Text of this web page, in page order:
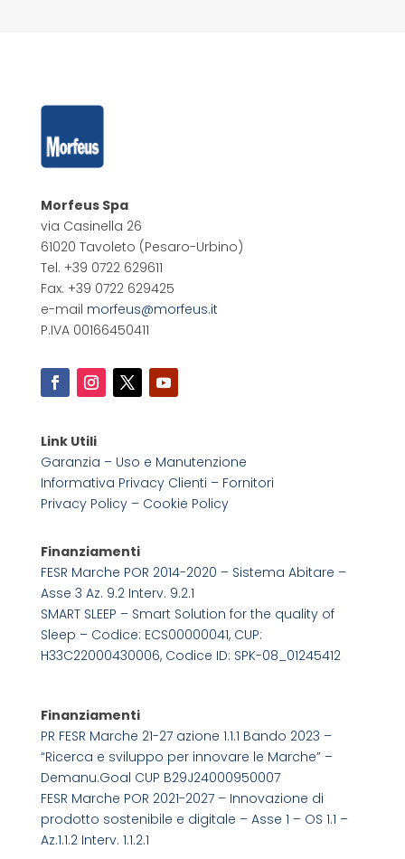
Morfeus Spa
via Casinella 26
61020 Tavoleto (Pesaro-Urbino)
Tel. +39 0722 629611
Fax. +39 0722 629425
e-mail morfeus@morfeus.it
P.IVA 00166450411
Link Utili
Garanzia – Uso e Manutenzione
Informativa Privacy Clienti – Fornitori
Privacy Policy – Cookie Policy
Finanziamenti
FESR Marche POR 2014-2020 – Sistema Abitare –
Asse 3 Az. 9.2 Interv. 9.2.1
SMART SLEEP – Smart Solution for the quality of
Sleep – Codice: ECS00000041, CUP:
H33C22000430006, Codice ID: SPK-08_01245412
Finanziamenti
PR FESR Marche 21-27 azione 1.1.1 Bando 2023 –
“Ricerca e sviluppo per innovare le Marche” –
Demanu.Goal CUP B29J24000950007
FESR Marche POR 2021-2027 – Innovazione di
prodotto sostenibile e digitale – Asse 1 – OS 1.1 –
Az.1.1.2 Interv. 1.1.2.1